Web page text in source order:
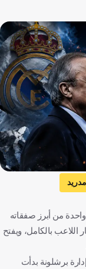
مدريد
من أبرز صفقاته
بالكامل، ويفتح
برشلونة بدأت